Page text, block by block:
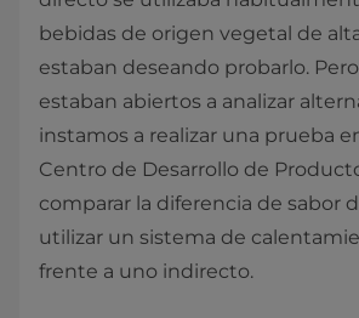
bebidas de origen vegetal de
estaban deseando probarlo.
estaban abiertos a analizar
instamos a realizar una prueba
Centro de Desarrollo de
comparar la diferencia de sabor
utilizar un sistema de
frente a uno indirecto.